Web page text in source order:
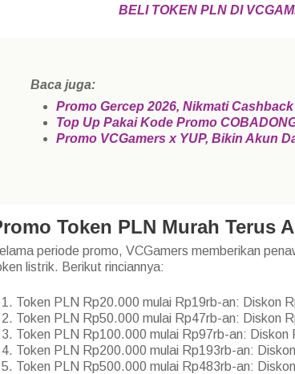
BELI TOKEN PLN DI
Baca juga:
Promo Gercep 2026, Nikmati
Top Up Pakai Kode Promo
Promo VCGamers x YUP, Bikin Akun
Token PLN Murah Terus
periode promo, VCGamers memberikan
listrik. Berikut rinciannya:
Token PLN Rp20.000 mulai Rp19rb-an: Diskon
Token PLN Rp50.000 mulai Rp47rb-an: Diskon
Token PLN Rp100.000 mulai Rp97rb-an: Diskon
Token PLN Rp200.000 mulai Rp193rb-an:
Token PLN Rp500.000 mulai Rp483rb-an: